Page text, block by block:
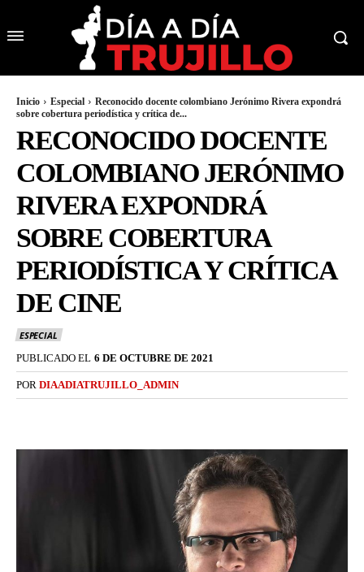
Inicio Especial
Reconocido docente colombiano Jerónimo Rivera expondrá
sobre cobertura periodística y crítica de...
RECONOCIDO DOCENTE
COLOMBIANO JERÓNIMO
RIVERA EXPONDRÁ
SOBRE COBERTURA
PERIODÍSTICA Y CRÍTICA
DE CINE
ESPECIAL
PUBLICADO EL 6 DE OCTUBRE DE 2021
POR DIAADIATRUJILLO_ADMIN